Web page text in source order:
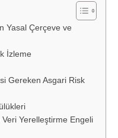
Yasal Çerçeve ve
İzleme
Gereken Asgari Risk
Yerelleştirme Engeli